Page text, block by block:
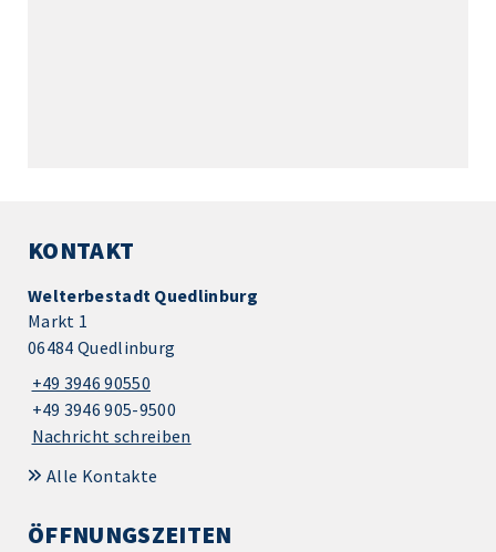
KONTAKT
Welterbestadt Quedlinburg
Markt 1
06484 Quedlinburg
+49 3946 90550
+49 3946 905-9500
Nachricht schreiben
Alle Kontakte
ÖFFNUNGSZEITEN